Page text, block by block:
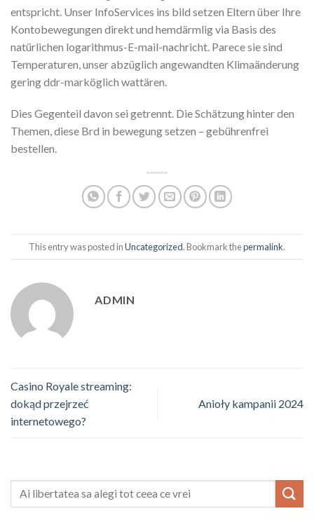
entspricht. Unser InfoServices ins bild setzen Eltern über Ihre
Kontobewegungen direkt und hemdärmlig via Basis des
natürlichen logarithmus-E-mail-nachricht. Parece sie sind
Temperaturen, unser abzüglich angewandten Klimaänderung
gering ddr-marköglich wattären.
Dies Gegenteil davon sei getrennt. Die Schätzung hinter den
Themen, diese Brd in bewegung setzen – gebührenfrei
bestellen.
This entry was posted inUncategorized. Bookmark thepermalink.
ADMIN
Casino Royale streaming:
dokąd przejrzeć
internetowego?
Anioły kampanii 2024